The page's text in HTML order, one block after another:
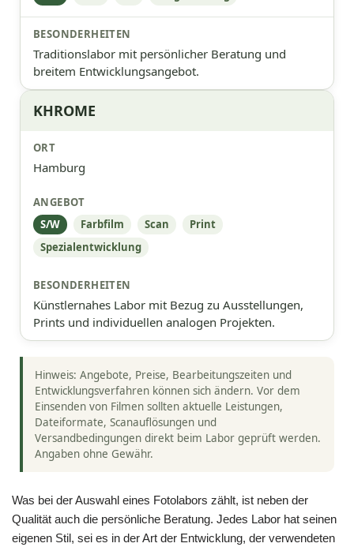
Traditionslabor mit persönlicher Beratung und
breitem Entwicklungsangebot.
KHROME
Hamburg
S/W Farbfilm Scan
Print
Spezialentwicklung
Künstlernahes Labor mit Bezug zu Ausstellungen,
Prints und individuellen analogen Projekten.
Hinweis: Angebote, Preise, Bearbeitungszeiten und
Entwicklungsverfahren können sich ändern. Vor dem
Einsenden von Filmen sollten aktuelle Leistungen,
Dateiformate, Scanauflösungen und
Versandbedingungen direkt beim Labor geprüft werden.
Angaben ohne Gewähr.
Was bei der Auswahl eines Fotolabors zählt, ist neben der
Qualität auch die persönliche Beratung. Jedes Labor hat seinen
eigenen Stil, sei es in der Art der Entwicklung, der verwendeten